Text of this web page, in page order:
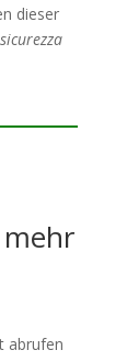
dieser
sicurezza
abrufen